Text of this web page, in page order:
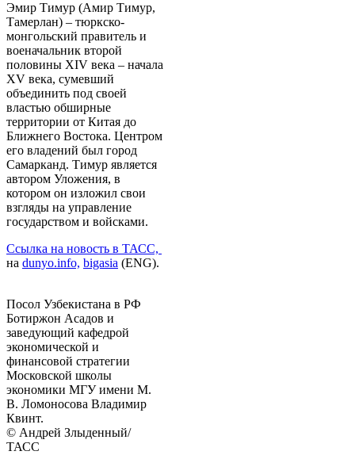
Эмир Тимур (Амир Тимур,
Тамерлан) – тюркско-
монгольский правитель и
военачальник второй
половины XIV века – начала
XV века, сумевший
объединить под своей
властью обширные
территории от Китая до
Ближнего Востока. Центром
его владений был город
Самарканд. Тимур является
автором Уложения, в
котором он изложил свои
взгляды на управление
государством и войсками.
Ссылка на новость в ТАСС,
на dunyo.info, bigasia (ENG).
Посол Узбекистана в РФ
Ботиржон Асадов и
заведующий кафедрой
экономической и
финансовой стратегии
Московской школы
экономики МГУ имени М.
В. Ломоносова Владимир
Квинт.
© Андрей Злыденный/
ТАСС